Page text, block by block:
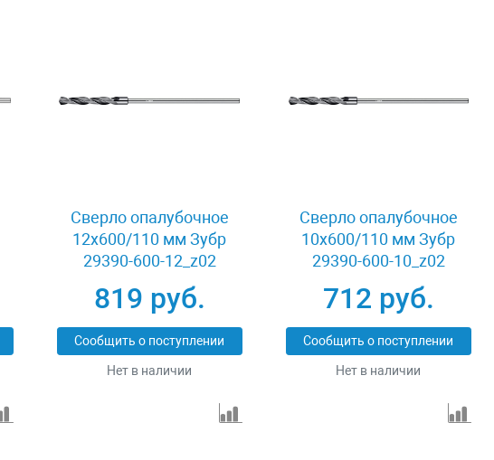
Сверло опалубочное
12x600/110 мм Зубр
29390-600-12_z02
819 руб.
Сообщить о поступлении
Нет в наличии
Сверло опалубочное
10x600/110 мм Зубр
29390-600-10_z02
712 руб.
Сообщить о поступлении
Нет в наличии